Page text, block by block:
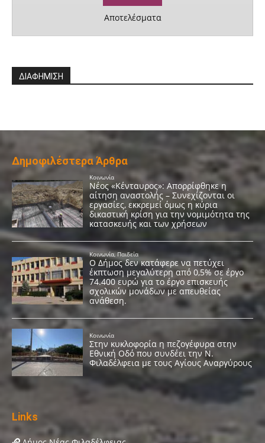
Αποτελέσματα
ΔΙΑΦΗΜΙΣΗ
Δημοφιλέστερα Άρθρα
Links